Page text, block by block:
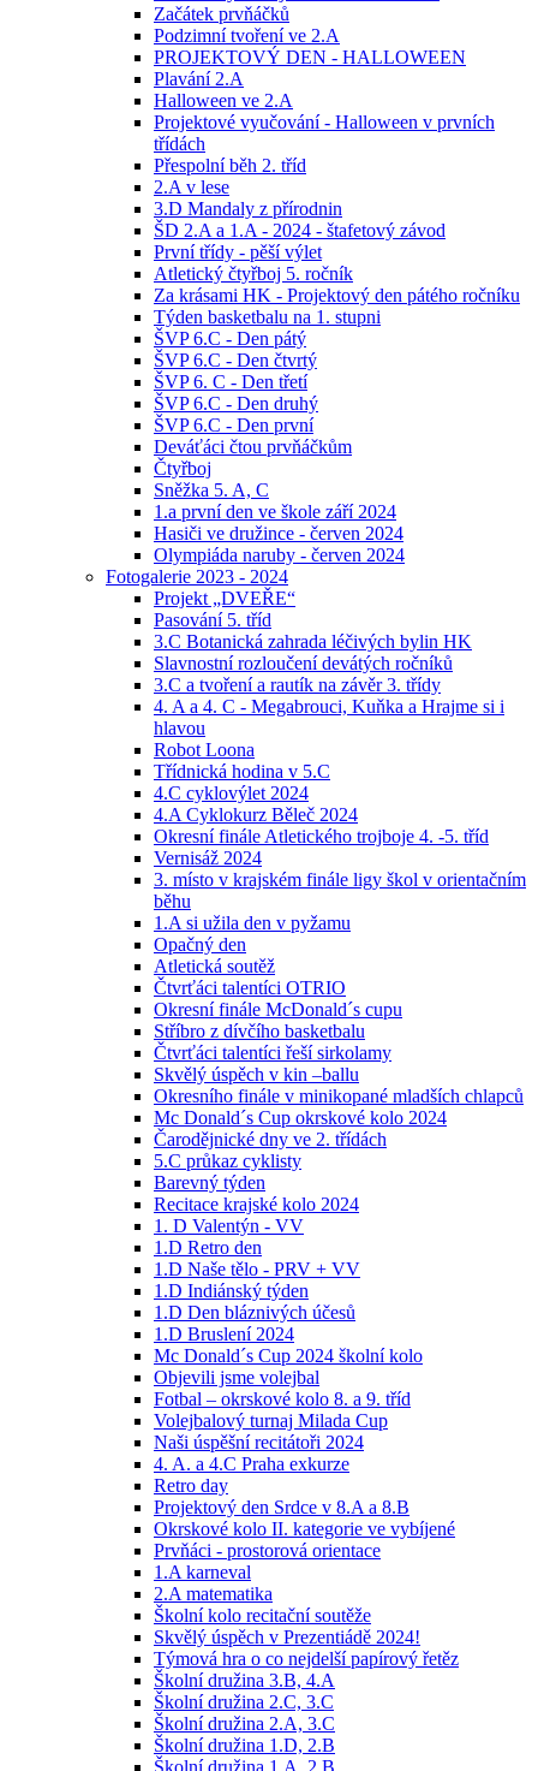
Začátek prvňáčků
Podzimní tvoření ve 2.A
PROJEKTOVÝ DEN - HALLOWEEN
Plavání 2.A
Halloween ve 2.A
Projektové vyučování - Halloween v prvních
třídách
Přespolní běh 2. tříd
2.A v lese
3.D Mandaly z přírodnin
ŠD 2.A a 1.A - 2024 - štafetový závod
První třídy - pěší výlet
Atletický čtyřboj 5. ročník
Za krásami HK - Projektový den pátého ročníku
Týden basketbalu na 1. stupni
ŠVP 6.C - Den pátý
ŠVP 6.C - Den čtvrtý
ŠVP 6. C - Den třetí
ŠVP 6.C - Den druhý
ŠVP 6.C - Den první
Deváťáci čtou prvňáčkům
Čtyřboj
Sněžka 5. A, C
1.a první den ve škole září 2024
Hasiči ve družince - červen 2024
Olympiáda naruby - červen 2024
Fotogalerie 2023 - 2024
Projekt „DVEŘE“
Pasování 5. tříd
3.C Botanická zahrada léčivých bylin HK
Slavnostní rozloučení devátých ročníků
3.C a tvoření a rautík na závěr 3. třídy
4. A a 4. C - Megabrouci, Kuňka a Hrajme si i
hlavou
Robot Loona
Třídnická hodina v 5.C
4.C cyklovýlet 2024
4.A Cyklokurz Běleč 2024
Okresní finále Atletického trojboje 4. -5. tříd
Vernisáž 2024
3. místo v krajském finále ligy škol v orientačním
běhu
1.A si užila den v pyžamu
Opačný den
Atletická soutěž
Čtvrťáci talentíci OTRIO
Okresní finále McDonald´s cupu
Stříbro z dívčího basketbalu
Čtvrťáci talentíci řeší sirkolamy
Skvělý úspěch v kin –ballu
Okresního finále v minikopané mladších chlapců
Mc Donald´s Cup okrskové kolo 2024
Čarodějnické dny ve 2. třídách
5.C průkaz cyklisty
Barevný týden
Recitace krajské kolo 2024
1. D Valentýn - VV
1.D Retro den
1.D Naše tělo - PRV + VV
1.D Indiánský týden
1.D Den bláznivých účesů
1.D Bruslení 2024
Mc Donald´s Cup 2024 školní kolo
Objevili jsme volejbal
Fotbal – okrskové kolo 8. a 9. tříd
Volejbalový turnaj Milada Cup
Naši úspěšní recitátoři 2024
4. A. a 4.C Praha exkurze
Retro day
Projektový den Srdce v 8.A a 8.B
Okrskové kolo II. kategorie ve vybíjené
Prvňáci - prostorová orientace
1.A karneval
2.A matematika
Školní kolo recitační soutěže
Skvělý úspěch v Prezentiádě 2024!
Týmová hra o co nejdelší papírový řetěz
Školní družina 3.B, 4.A
Školní družina 2.C, 3.C
Školní družina 2.A, 3.C
Školní družina 1.D, 2.B